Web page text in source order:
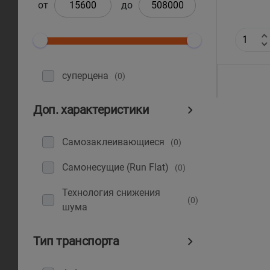
от до
суперцена (0)
Доп. характеристики
Самозаклеивающиеся (0)
Самонесущие (Run Flat) (0)
Технология снижения
шума
(0)
Тип транспорта